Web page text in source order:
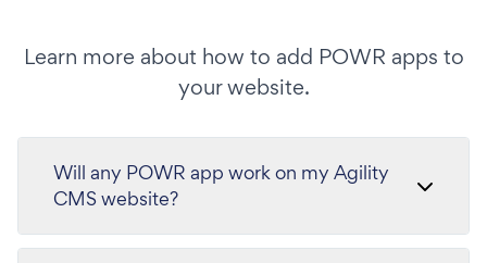
Learn more about how to add POWR apps to
your website.
Will any POWR app work on my Agility
CMS website?